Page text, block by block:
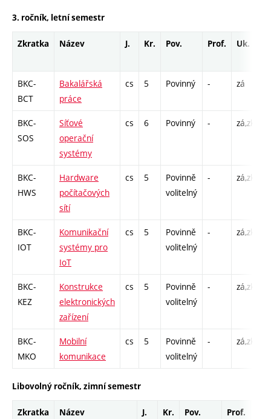
3. ročník, letní semestr
Zkratka Název J. Kr. Pov. Prof. Uk.
BKC-
BCT
Bakalářská
práce
cs 5 Povinný - zá
BKC-
SOS
Síťové
operační
systémy
cs 6 Povinný - zá,zk
BKC-
HWS
Hardware
počítačových
sítí
cs 5
Povinně
volitelný
- zá,zk
BKC-
IOT
Komunikační
systémy pro
IoT
cs 5
Povinně
volitelný
- zá,zk
BKC-
KEZ
Konstrukce
elektronických
zařízení
cs 5
Povinně
volitelný
- zá,zk
BKC-
MKO
Mobilní
komunikace
cs 5
Povinně
volitelný
- zá,zk
Libovolný ročník, zimní semestr
Zkratka Název J. Kr. Pov. Prof.